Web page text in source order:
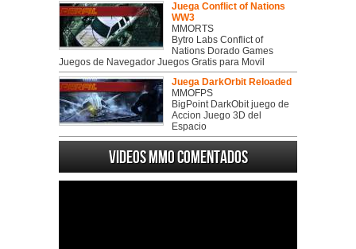
Juega Conflict of Nations
WW3
MMORTS
Bytro Labs Conflict of
Nations Dorado Games
Juegos de Navegador Juegos Gratis para Movil
Juega DarkOrbit Reloaded
MMOFPS
BigPoint DarkObit juego de
Accion Juego 3D del
Espacio
Videos MMO Comentados